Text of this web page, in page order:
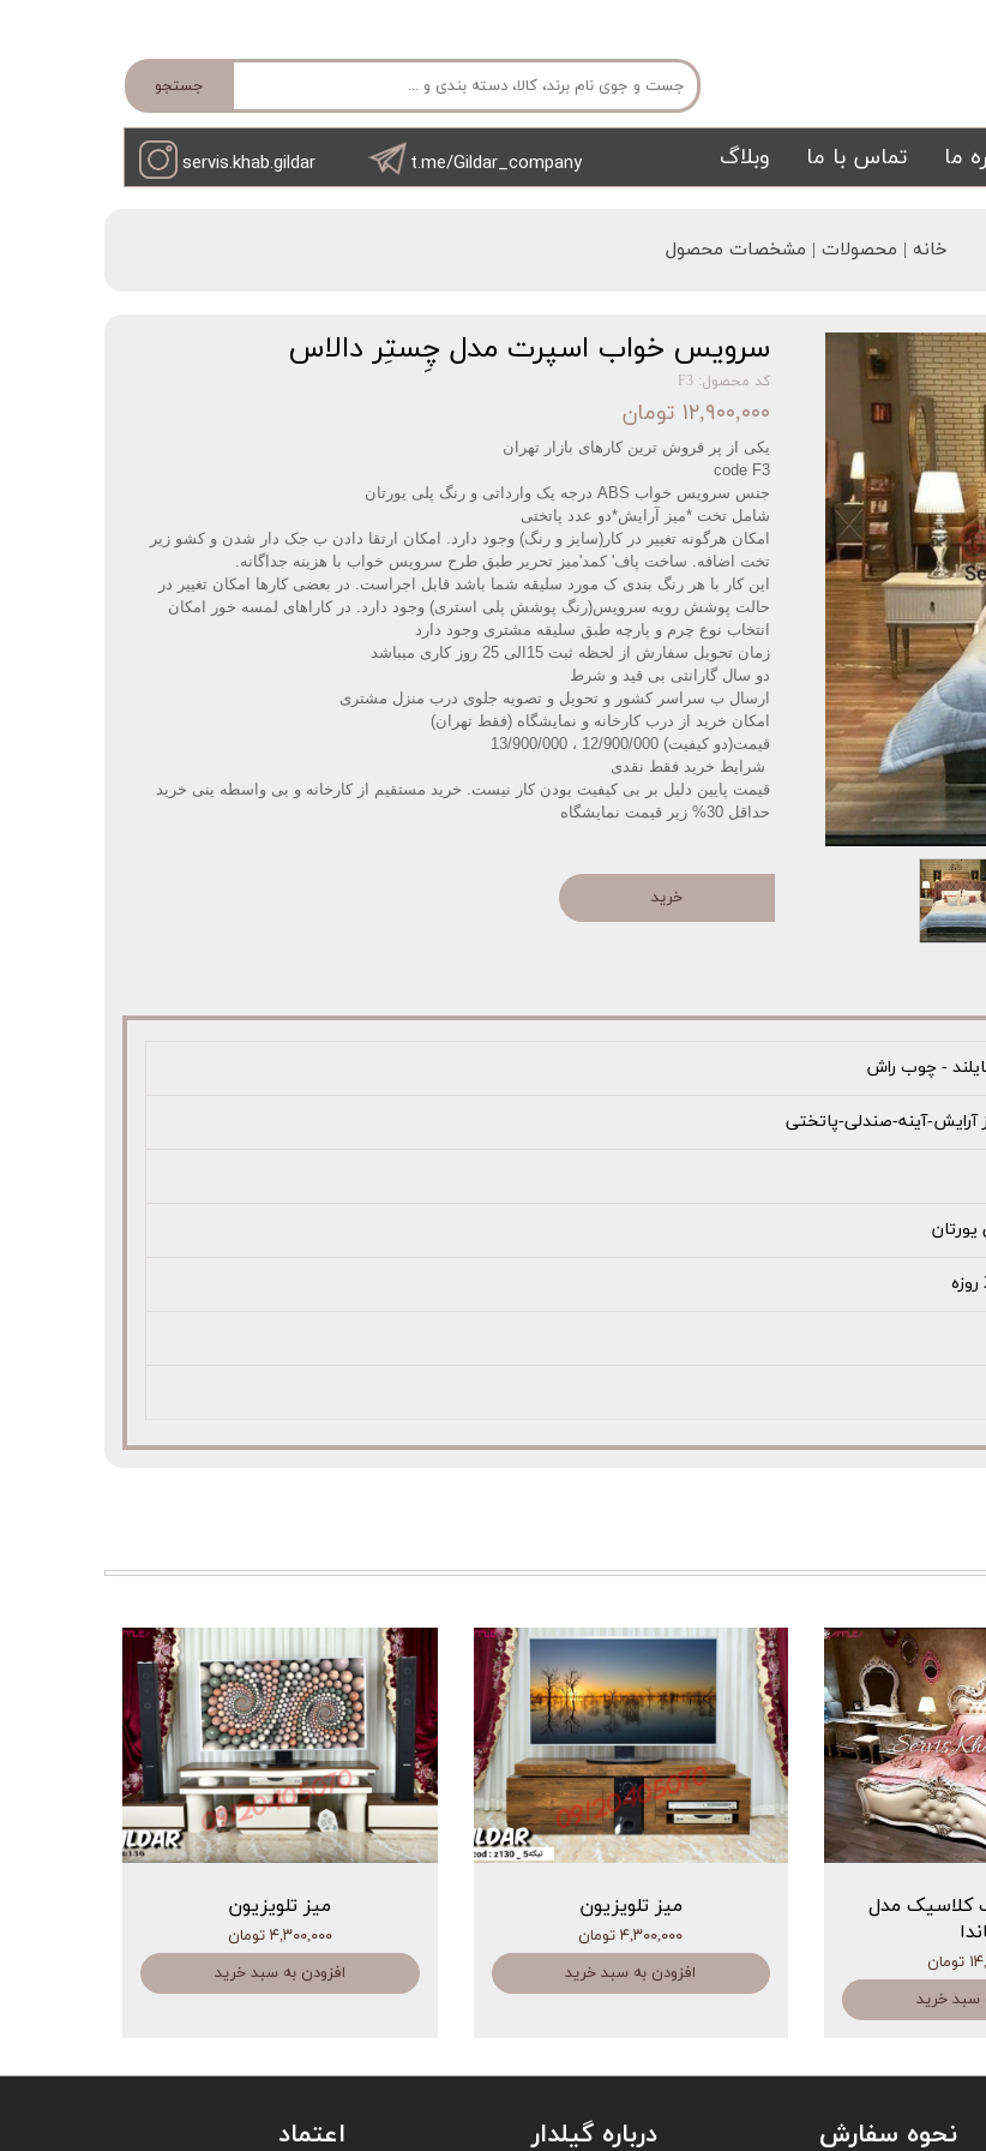
جستجو
ما تماس با ما وبلاگ t.me/Gildar_company
servis.khab.gildar
خانه | محصولات | مشخصات محصول
سرویس خواب اسپرت مدل چِستِر دالاس
کد محصول: F3
۱۲,۹۰۰,۰۰۰ تومان
یکی از پر فروش ترین کارهای بازار تهران‌‌
code F3
جنس سرویس خواب ABS درجه یک وارداتی و رنگ پلی یورتان
شامل تخت *میز آرایش*دو عدد پاتختی
امکان هرگونه تغییر در کار(سایز و رنگ) وجود دارد. امکان ارتقا دادن ب جک دار شدن و کشو زیر
تخت اضافه. ساخت پاف' کمد'میز تحریر طبق طرح سرویس خواب با هزینه جداگانه.
این کار با هر رنگ بندی ک مورد سلیقه شما باشد قابل اجراست. در بعضی کارها امکان تغییر در
حالت پوشش رویه سرویس(رنگ پوشش پلی استری) وجود دارد. در کاراهای لمسه خور امکان
انتخاب نوع چرم و پارچه طبق سلیقه مشتری وجود دارد
زمان تحویل سفارش از لحظه ثبت 15الی 25 روز کاری میباشد
دو سال گارانتی بی قید و شرط
ارسال ب سراسر کشور و تحویل و تصویه جلوی درب منزل مشتری
امکان خرید از درب کارخانه و نمایشگاه (فقط تهران)
قیمت(دو کیفیت) 12/900/000 ، 13/900/000
️شرایط خرید فقط نقدی
قیمت پایین دلیل بر بی کیفیت بودن کار نیست. خرید مستقیم از کارخانه و بی واسطه ینی خرید
حداقل 30% زیر قیمت نمایشگاه
- چوب راش
آینه-صندلی-پاتختی
یورتان
خرید
کلاسیک مدل
سبد خرید
میز تلویزیون
۴,۳۰۰,۰۰۰ تومان
افزودن به سبد خرید
میز تلویزیون
۴,۳۰۰,۰۰۰ تومان
افزودن به سبد خرید
نحوه سفارش اعتماد درباره گیلدار